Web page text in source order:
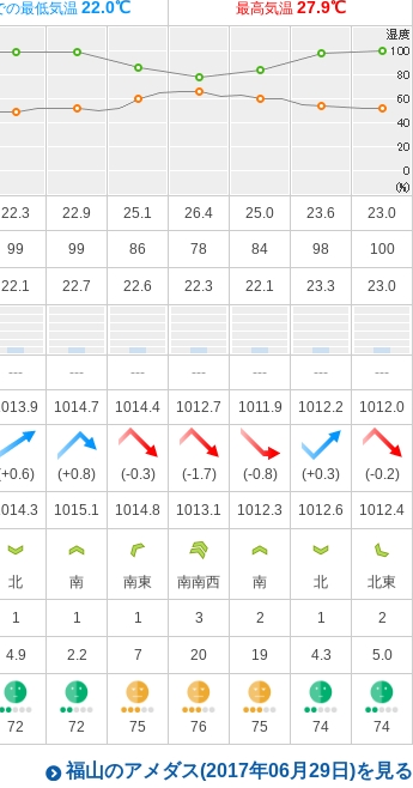
の最低気温 22.0℃ 最高気温 27.9℃
22.3 22.9 25.1 26.4 25.0 23.6 23.0
99 99 86 78 84 98 100
22.1 22.7 22.6 22.3 22.1 23.3 23.0
--- --- --- --- --- --- ---
1014.7 1014.4 1012.7 1011.9 1012.2 1012.0
(+0.8) (-0.3) (-1.7) (-0.8) (+0.3) (-0.2)
1015.1 1014.8 1013.1 1012.3 1012.6 1012.4
北 南 南東 南南西 南 北 北東
1 1 1 3 2 1 2
4.9 2.2 7 20 19 4.3 5.0
72 72 75 76 75 74 74
福山のアメダス(2017年06月29日)を見る